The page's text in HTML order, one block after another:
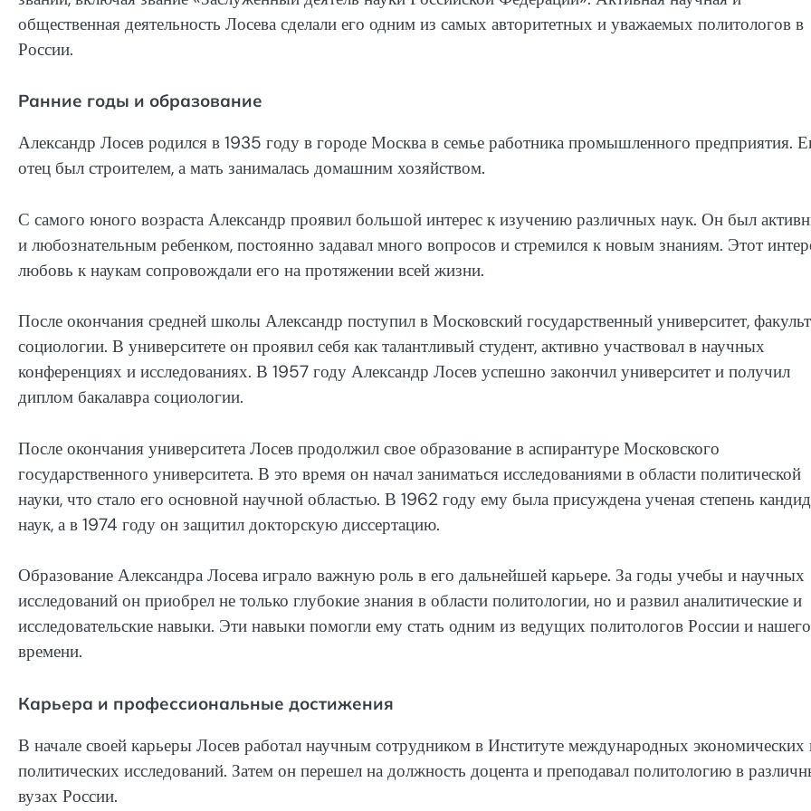
общественная деятельность Лосева сделали его одним из самых авторитетных и уважаемых политологов в
России.
Ранние годы и образование
Александр Лосев родился в 1935 году в городе Москва в семье работника промышленного предприятия.
отец был строителем, а мать занималась домашним хозяйством.
С самого юного возраста Александр проявил большой интерес к изучению различных наук. Он был
и любознательным ребенком, постоянно задавал много вопросов и стремился к новым знаниям. Этот
любовь к наукам сопровождали его на протяжении всей жизни.
После окончания средней школы Александр поступил в Московский государственный университет,
социологии. В университете он проявил себя как талантливый студент, активно участвовал в научных
конференциях и исследованиях. В 1957 году Александр Лосев успешно закончил университет и получил
диплом бакалавра социологии.
После окончания университета Лосев продолжил свое образование в аспирантуре Московского
государственного университета. В это время он начал заниматься исследованиями в области политической
науки, что стало его основной научной областью. В 1962 году ему была присуждена ученая степень
наук, а в 1974 году он защитил докторскую диссертацию.
Образование Александра Лосева играло важную роль в его дальнейшей карьере. За годы учебы и научных
исследований он приобрел не только глубокие знания в области политологии, но и развил аналитические и
исследовательские навыки. Эти навыки помогли ему стать одним из ведущих политологов России и нашего
времени.
Карьера и профессиональные достижения
В начале своей карьеры Лосев работал научным сотрудником в Институте международных экономических
политических исследований. Затем он перешел на должность доцента и преподавал политологию в
вузах России.